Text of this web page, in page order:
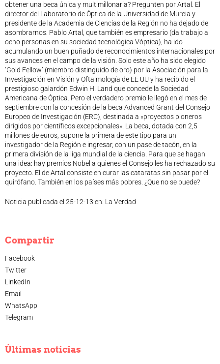
Formación
Formación
Archivo de formación
Vídeos de formación
Eventos COORM
MURCIA OPTOM MEETING 2025
EL COORM EN EL OPTOM 2024
V Congreso de Salud Visual y Pediatría 2022
Transparencia
Quiénes somos
Actualidad
Contacto
obtener una beca única y multimillonaria? Pregunten por Artal. El
director del Laboratorio de Óptica de la Universidad de Murcia y
presidente de la Academia de Ciencias de la Región no ha dejado de
asombrarnos. Pablo Artal, que también es empresario (da trabajo a
ocho personas en su sociedad tecnológica Vóptica), ha ido
acumulando un buen puñado de reconocimientos internacionales por
sus avances en el campo de la visión. Solo este año ha sido elegido
‘Gold Fellow’ (miembro distinguido de oro) por la Asociación para la
Investigación en Visión y Oftalmología de EE UU y ha recibido el
prestigioso galardón Edwin H. Land que concede la Sociedad
Americana de Óptica. Pero el verdadero premio le llegó en el mes de
septiembre con la concesión de la beca Advanced Grant del Consejo
Europeo de Investigación (ERC), destinada a «proyectos pioneros
dirigidos por científicos excepcionales». La beca, dotada con 2,5
millones de euros, supone la primera de este tipo para un
investigador de la Región e ingresar, con un pase de tacón, en la
primera división de la liga mundial de la ciencia. Para que se hagan
una idea: hay premios Nobel a quienes el Consejo les ha rechazado su
proyecto. El de Artal consiste en curar las cataratas sin pasar por el
quirófano. También en los países más pobres. ¿Que no se puede?
Noticia publicada el 25-12-13 en: La Verdad
Compartir
Facebook
Twitter
LinkedIn
Email
WhatsApp
Telegram
Últimas noticias